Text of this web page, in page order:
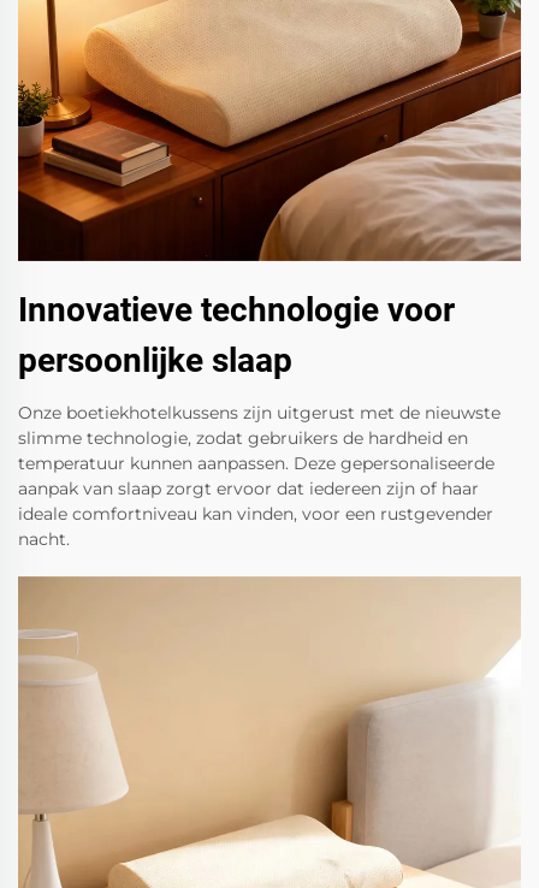
Innovatieve technologie voor
persoonlijke slaap
Onze boetiekhotelkussens zijn uitgerust met de nieuwste
slimme technologie, zodat gebruikers de hardheid en
temperatuur kunnen aanpassen. Deze gepersonaliseerde
aanpak van slaap zorgt ervoor dat iedereen zijn of haar
ideale comfortniveau kan vinden, voor een rustgevender
nacht.